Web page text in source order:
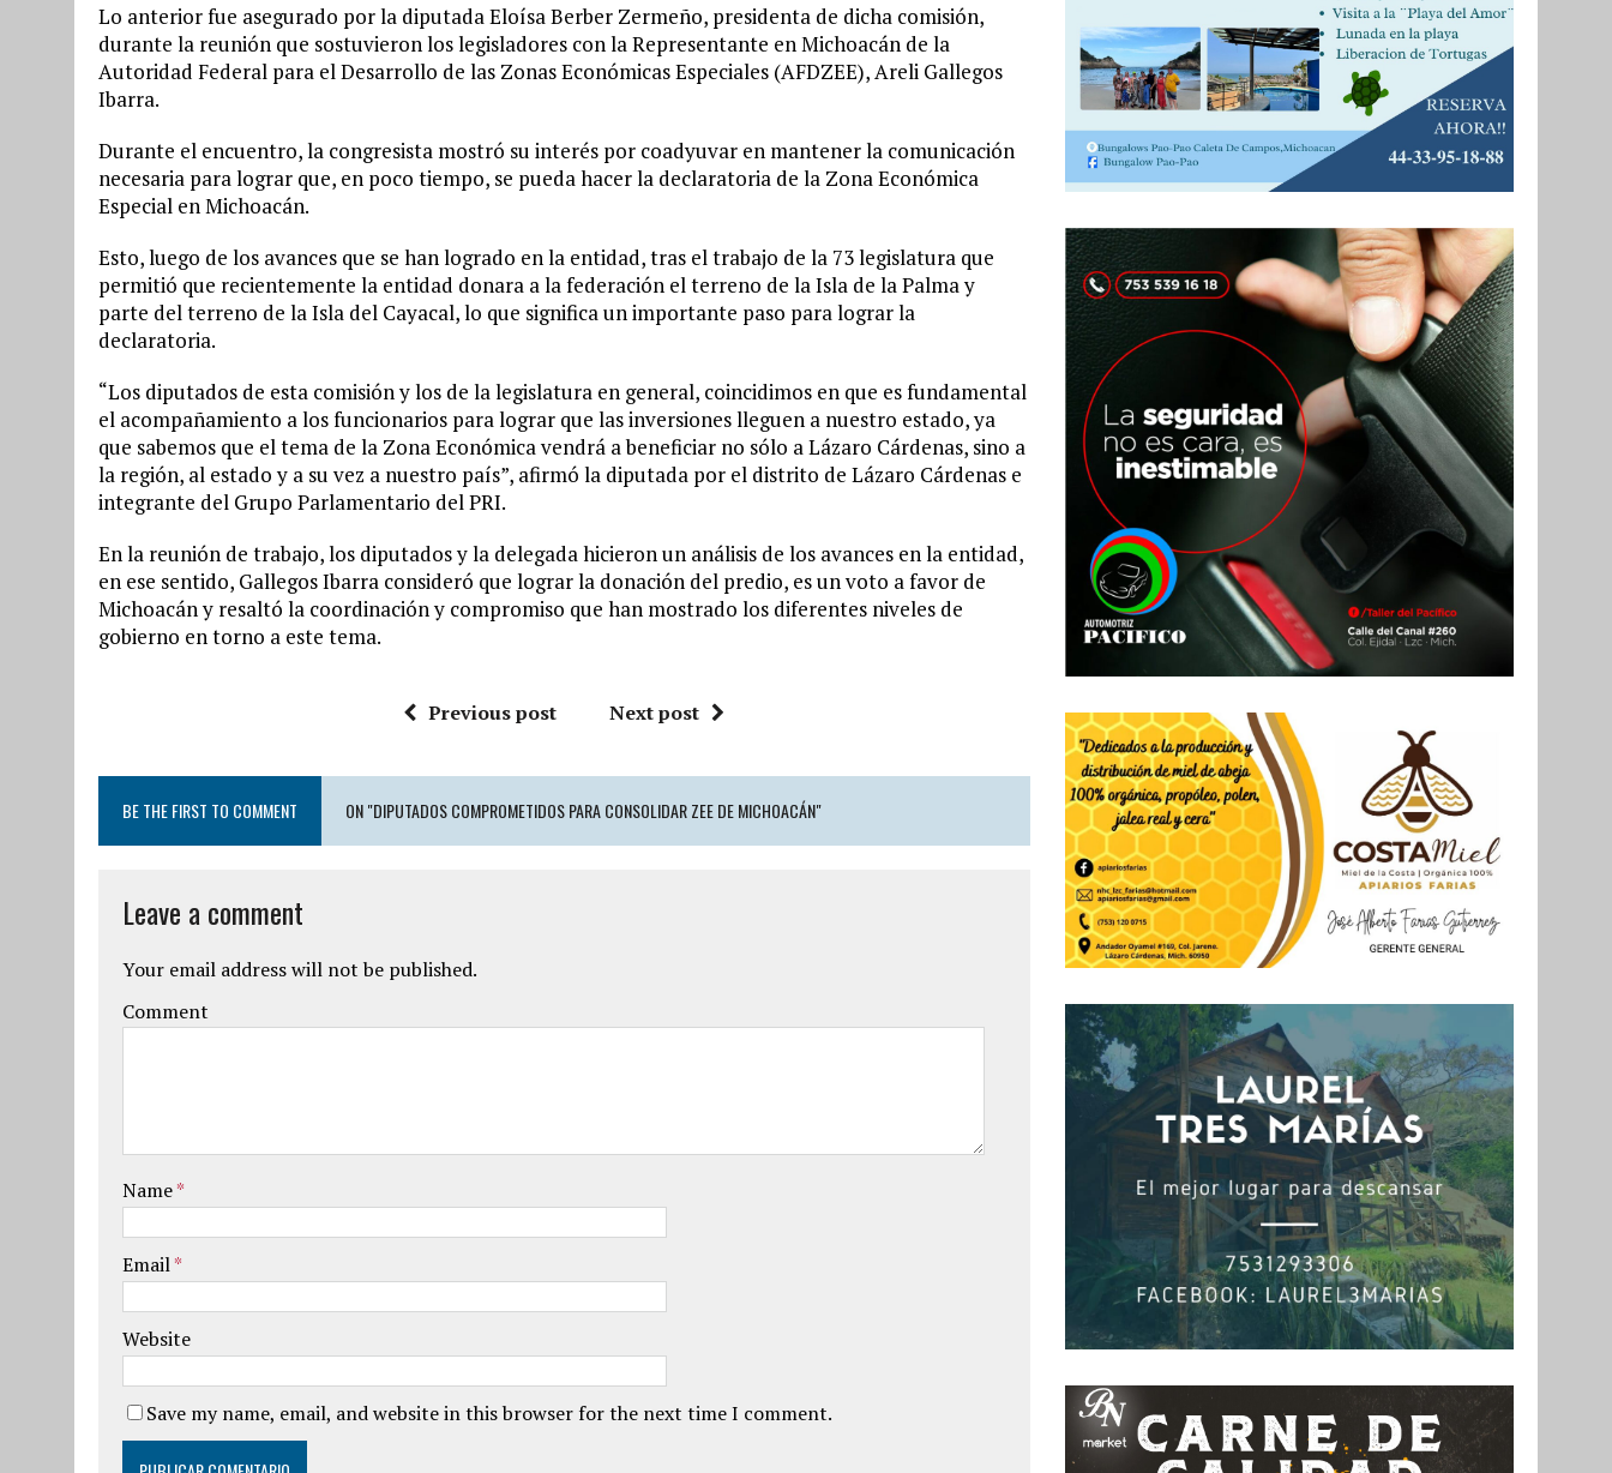
Lo anterior fue asegurado por la diputada Eloísa Berber Zermeño, presidenta de dicha comisión,
durante la reunión que sostuvieron los legisladores con la Representante en Michoacán de la
Autoridad Federal para el Desarrollo de las Zonas Económicas Especiales (AFDZEE), Areli Gallegos
Ibarra.
Durante el encuentro, la congresista mostró su interés por coadyuvar en mantener la comunicación
necesaria para lograr que, en poco tiempo, se pueda hacer la declaratoria de la Zona Económica
Especial en Michoacán.
Esto, luego de los avances que se han logrado en la entidad, tras el trabajo de la 73 legislatura que
permitió que recientemente la entidad donara a la federación el terreno de la Isla de la Palma y
parte del terreno de la Isla del Cayacal, lo que significa un importante paso para lograr la
declaratoria.
“Los diputados de esta comisión y los de la legislatura en general, coincidimos en que es fundamental
el acompañamiento a los funcionarios para lograr que las inversiones lleguen a nuestro estado, ya
que sabemos que el tema de la Zona Económica vendrá a beneficiar no sólo a Lázaro Cárdenas, sino a
la región, al estado y a su vez a nuestro país”, afirmó la diputada por el distrito de Lázaro Cárdenas e
integrante del Grupo Parlamentario del PRI.
En la reunión de trabajo, los diputados y la delegada hicieron un análisis de los avances en la entidad,
en ese sentido, Gallegos Ibarra consideró que lograr la donación del predio, es un voto a favor de
Michoacán y resaltó la coordinación y compromiso que han mostrado los diferentes niveles de
gobierno en torno a este tema.
Previous post Next post
BE THE FIRST TO COMMENT ON "DIPUTADOS COMPROMETIDOS PARA CONSOLIDAR ZEE DE MICHOACÁN"
Leave a comment
Your email address will not be published.
Comment
Name*
Email*
Website
Save my name, email, and website in this browser for the next time I comment.